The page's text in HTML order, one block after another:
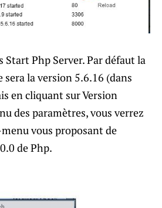
Start Php Server. Par défaut la
la version 5.6.16 (dans
en cliquant sur Version
des paramètres, vous verrez
vous proposant de
de Php.